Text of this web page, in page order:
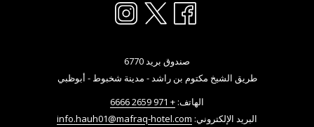
صندوق بريد 6770
طريق الشيخ مكتوم بن راشد - مدينة شخبوط - أبوظبي
الهاتف: + 971 2659 6666
البريد الإلكتروني: info.hauh01@mafraq-hotel.com